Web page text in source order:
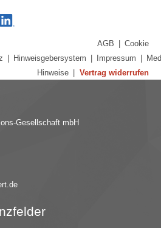
AGB | Cookie
| Hinweisgebersystem | Impressum |
Hinweise | Vertrag widerrufen
Gesellschaft mbH